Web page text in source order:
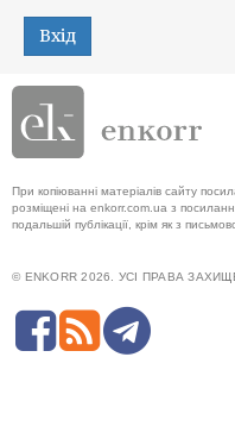
Вхід
При копіюванні матеріалів сайту
розміщені на enkorr.com.ua з
подальшій публікації, крім як з
© ENKORR 2026. УСІ ПРАВА